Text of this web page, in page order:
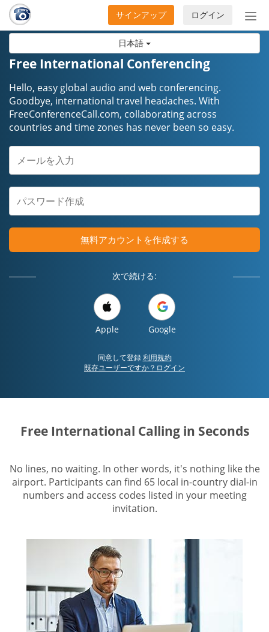
日本語
ナ
ビ
ログイン
サインアップ
Free International Conferencing
Hello, easy global audio and web conferencing.
Goodbye, international travel headaches. ​​​​​​​With
FreeConferenceCall.com, collaborating across
countries and time zones has never been so easy.
無料アカウントを作成する
次で続ける:
Apple Google
同意して登録利用規約
既存ユーザーですか？ログイン
Free International Calling in Seconds
No lines, no waiting. In other words, it's nothing like the
airport. Participants can find 65 local in-country dial-in
numbers and access codes listed in your meeting
invitation.